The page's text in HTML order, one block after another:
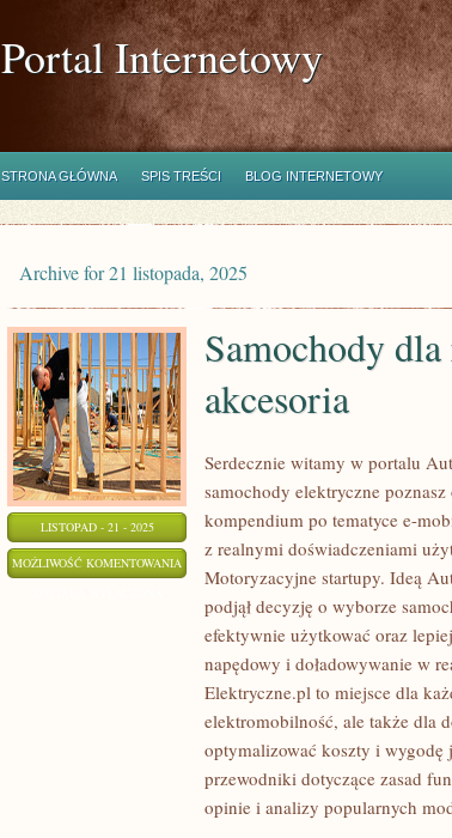
Portal Internetowy
STRONA GŁÓWNA SPIS TREŚCI BLOG INTERNETOWY
Archive for 21 listopada, 2025
LISTOPAD - 21 - 2025
MOŻLIWOŚĆ KOMENTOWANIA SAMOCHODY
RODZIN
Samochody
akcesoria
Serdecznie witamy w portalu
samochody elektryczne
kompendium po tematyce e-
z realnymi doświadczeniami
Motoryzacyjne startupy. Ideą
podjął decyzję o wyborze
efektywnie użytkować oraz
napędowy i doładowywanie w
Elektryczne.pl to miejsce dla
elektromobilność, ale także dla
optymalizować koszty i wygodę
przewodniki dotyczące zasad
opinie i analizy popularnych